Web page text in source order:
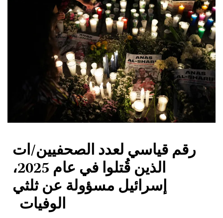
رقم قياسي لعدد الصحفيين/ات
الذين قُتلوا في عام 2025،
إسرائيل مسؤولة عن ثلثي
الوفيات